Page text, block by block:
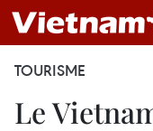
TOURISME
Le